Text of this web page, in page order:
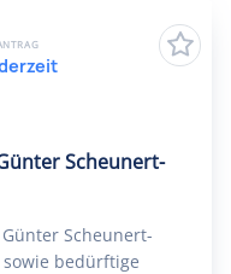
Scheunert-
Scheunert-
bedürftige